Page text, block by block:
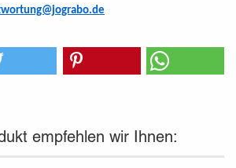
empfehlen wir Ihnen: